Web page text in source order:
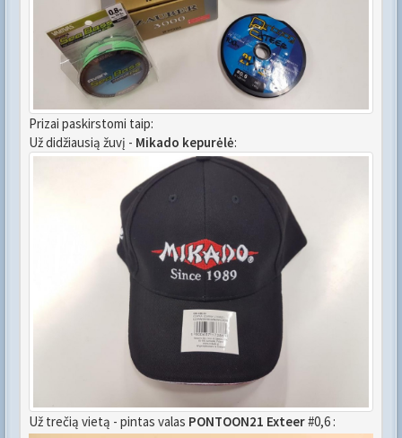
Prizai paskirstomi taip:
Už didžiausią žuvį - Mikado kepurėlė:
Už trečią vietą - pintas valas PONTOON21 Exteer#0,6 :